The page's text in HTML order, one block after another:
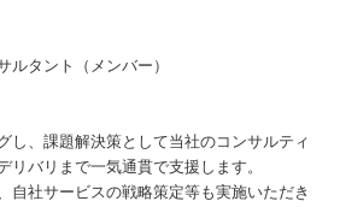
ルタント（メンバー）
し、課題解決策として当社のコンサルティ
リバリまで一気通貫で支援します。
自社サービスの戦略策定等も実施いただき